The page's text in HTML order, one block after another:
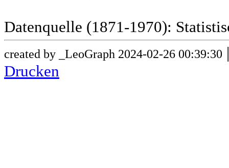
Datenquelle (1871-1970):
created by _LeoGraph 2024-02-26 00:39:30
Drucken